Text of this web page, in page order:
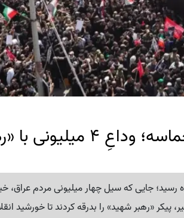
کربلا در تسخیرِ اشک و حماسه؛
جایی که سیل چهار میلیونی مردم عراق،
«رهبر شهید» را بدرقه کردند تا خورشید